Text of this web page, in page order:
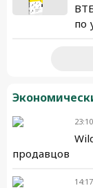
по
продавцов